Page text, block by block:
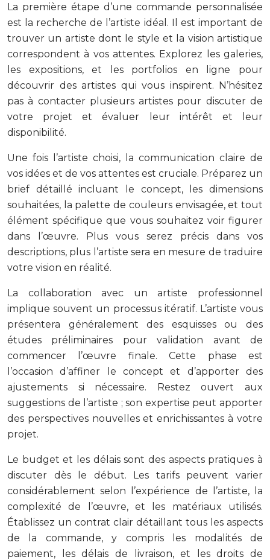
La première étape d’une commande personnalisée
est la recherche de l’artiste idéal. Il est important de
trouver un artiste dont le style et la vision artistique
correspondent à vos attentes. Explorez les galeries,
les expositions, et les portfolios en ligne pour
découvrir des artistes qui vous inspirent. N’hésitez
pas à contacter plusieurs artistes pour discuter de
votre projet et évaluer leur intérêt et leur
disponibilité.
Une fois l’artiste choisi, la communication claire de
vos idées et de vos attentes est cruciale. Préparez un
brief détaillé incluant le concept, les dimensions
souhaitées, la palette de couleurs envisagée, et tout
élément spécifique que vous souhaitez voir figurer
dans l’œuvre. Plus vous serez précis dans vos
descriptions, plus l’artiste sera en mesure de traduire
votre vision en réalité.
La collaboration avec un artiste professionnel
implique souvent un processus itératif. L’artiste vous
présentera généralement des esquisses ou des
études préliminaires pour validation avant de
commencer l’œuvre finale. Cette phase est
l’occasion d’affiner le concept et d’apporter des
ajustements si nécessaire. Restez ouvert aux
suggestions de l’artiste ; son expertise peut apporter
des perspectives nouvelles et enrichissantes à votre
projet.
Le budget et les délais sont des aspects pratiques à
discuter dès le début. Les tarifs peuvent varier
considérablement selon l’expérience de l’artiste, la
complexité de l’œuvre, et les matériaux utilisés.
Établissez un contrat clair détaillant tous les aspects
de la commande, y compris les modalités de
paiement, les délais de livraison, et les droits de